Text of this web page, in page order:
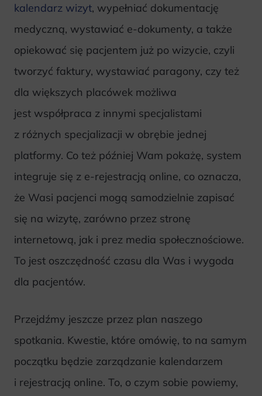
kalendarz wizyt, wypełniać dokumentację
medyczną, wystawiać e-dokumenty, a także
opiekować się pacjentem już po wizycie, czyli
tworzyć faktury, wystawiać paragony, czy też
dla większych placówek możliwa
jest współpraca z innymi specjalistami
z różnych specjalizacji w obrębie jednej
platformy. Co też później Wam pokażę, system
integruje się z e-rejestracją online, co oznacza,
że Wasi pacjenci mogą samodzielnie zapisać
się na wizytę, zarówno przez stronę
internetową, jak i prez media społecznościowe.
To jest oszczędność czasu dla Was i wygoda
dla pacjentów.
Przejdźmy jeszcze przez plan naszego
spotkania. Kwestie, które omówię, to na samym
początku będzie zarządzanie kalendarzem
i rejestracją online. To, o czym sobie powiemy,